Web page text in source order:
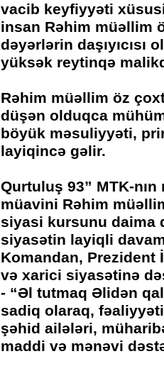
vacib keyfiyyəti
insan Rəhim müəllim
dəyərlərin daşıyıcısı
yüksək reytinqə
Rəhim müəllim öz
düşən olduqca
böyük məsuliyyəti,
layiqincə gəlir.
Qurtuluş 93” MTK-
müavini Rəhim
siyasi kursunu daima
siyasətin layiqli
Komandan,
və xarici siyasətinə
- “Əl tutmaq Əlidən
sadiq olaraq,
şəhid ailələri,
maddi və mənəvi